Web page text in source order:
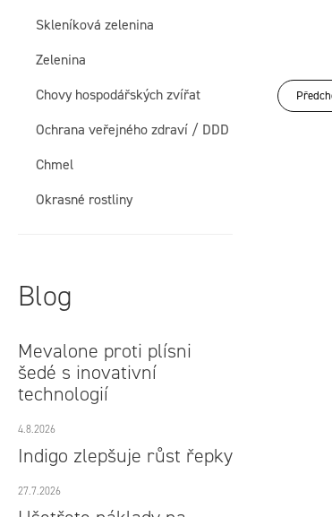
l
Skleníková zelenina
Zelenina
Chovy hospodářských zvířat
Ochrana veřejného zdraví / DDD
Chmel
Okrasné rostliny
Blog
Mevalone proti plísni
šedé s inovativní
technologií
4.8.2026
Indigo zlepšuje růst řepky
27.7.2026